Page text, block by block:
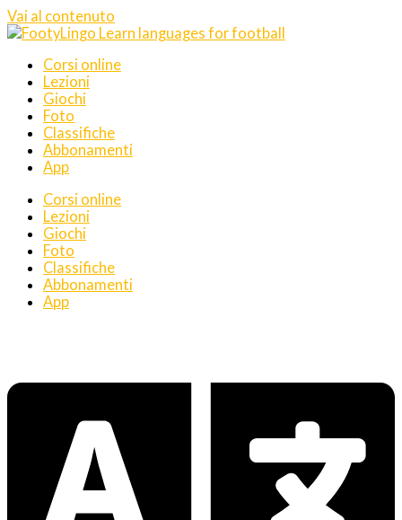
Vai al contenuto
Corsi online
Lezioni
Giochi
Foto
Classifiche
Abbonamenti
App
Corsi online
Lezioni
Giochi
Foto
Classifiche
Abbonamenti
App